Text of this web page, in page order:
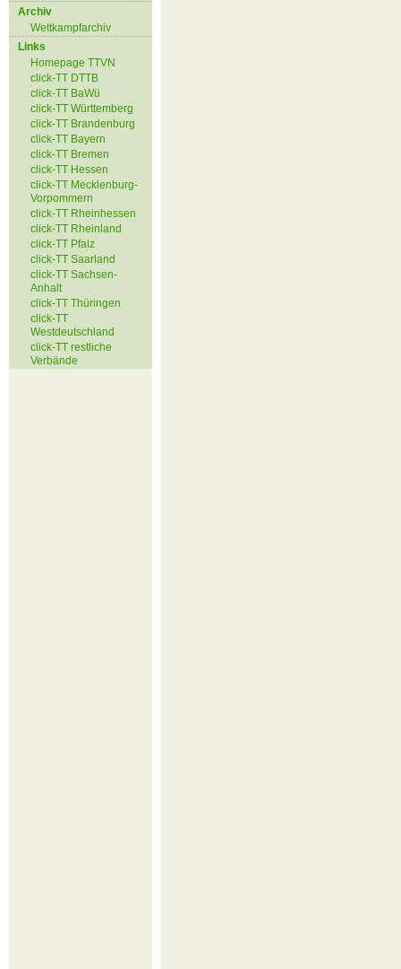
Archiv
Wettkampfarchiv
Links
Homepage TTVN
click-TT DTTB
click-TT BaWü
click-TT Württemberg
click-TT Brandenburg
click-TT Bayern
click-TT Bremen
click-TT Hessen
click-TT Mecklenburg-
Vorpommern
click-TT Rheinhessen
click-TT Rheinland
click-TT Pfalz
click-TT Saarland
click-TT Sachsen-
Anhalt
click-TT Thüringen
click-TT
Westdeutschland
click-TT restliche
Verbände